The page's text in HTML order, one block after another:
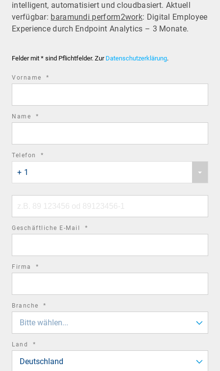
intelligent, automatisiert und cloudbasiert. Aktuell
verfügbar: baramundi perform2work: Digital Employee
Experience durch Endpoint Analytics – 3 Monate.
Felder mit * sind Pflichtfelder. Zur Datenschutzerklärung.
Vorname *
Name *
Telefon *
country
code
+ 1
number
Geschäftliche E-Mail *
Firma *
Branche *
Bitte wählen...
Land *
Deutschland